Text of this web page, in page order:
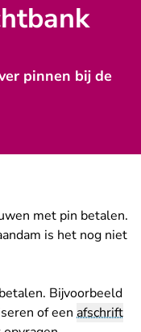
pinnen bij de
met pin betalen.
is het nog niet
Bijvoorbeeld
of een afschrift